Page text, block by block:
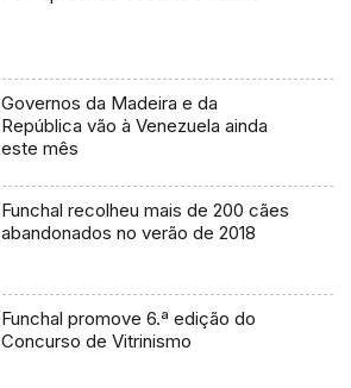
Governos da Madeira e da
República vão à Venezuela ainda
este mês
Funchal recolheu mais de 200 cães
abandonados no verão de 2018
Funchal promove 6.ª edição do
Concurso de Vitrinismo